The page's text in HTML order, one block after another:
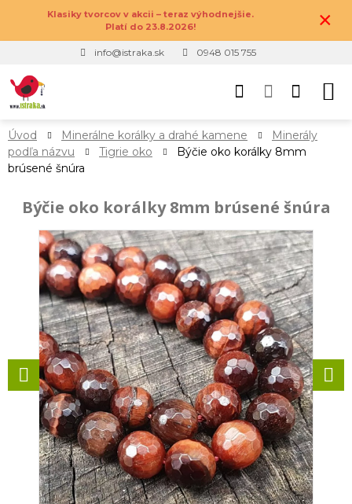
Klasiky tvorcov v akcii – teraz výhodnejšie.
Platí do 23.8.2026!
×
info@istraka.sk 0948 015 755
Úvod Minerálne korálky a drahé kamene
Minerály
podľa názvu
Tigrie oko
Býčie oko korálky 8mm
brúsené šnúra
Býčie oko korálky 8mm brúsené šnúra